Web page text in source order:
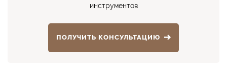
инструментов
ПОЛУЧИТЬ КОНСУЛЬТАЦИЮ